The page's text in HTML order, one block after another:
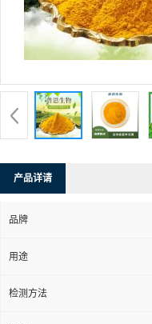
产品详请
品牌
用途
检测方法